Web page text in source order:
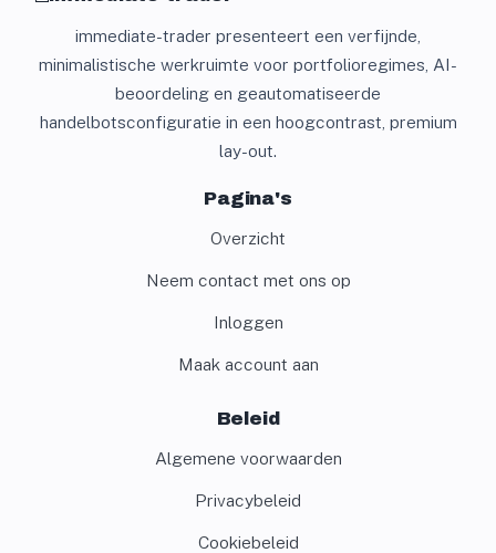
immediate-trader presenteert een verfijnde,
minimalistische werkruimte voor portfolioregimes, AI-
beoordeling en geautomatiseerde
handelbotsconfiguratie in een hoogcontrast, premium
lay-out.
Pagina's
Overzicht
Neem contact met ons op
Inloggen
Maak account aan
Beleid
Algemene voorwaarden
Privacybeleid
Cookiebeleid